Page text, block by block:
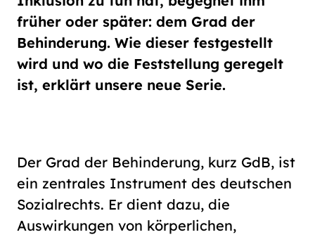
Schriftgröße
normal
groß
früher oder später: dem Grad der
Behinderung. Wie dieser festgestellt
wird und wo die Feststellung geregelt
ist, erklärt unsere neue Serie.
Der Grad der Behinderung, kurz GdB, ist
ein zentrales Instrument des deutschen
Sozialrechts. Er dient dazu, die
Auswirkungen von körperlichen,